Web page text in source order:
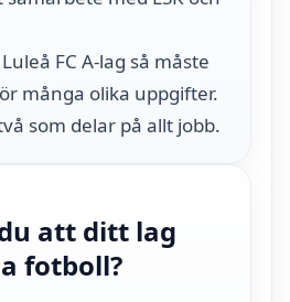
FC A-lag så måste
många olika uppgifter.
som delar på allt jobb.
att ditt lag
fotboll?